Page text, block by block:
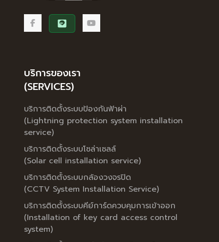
บริการของเรา
(SERVICES)
บริการติดตั้งระบบป้องกันฟ้าผ่า
(Lightning protection system installation
service)
บริการติดตั้งระบบโซล่าเซลล์
(Solar cell installation service)
บริการติดตั้งระบบกล้องวงจรปิด
(CCTV System Installation Service)
บริการติดตั้งระบบคีย์การ์ดควบคุมการเข้าออก
(Installation of key card access control
system)